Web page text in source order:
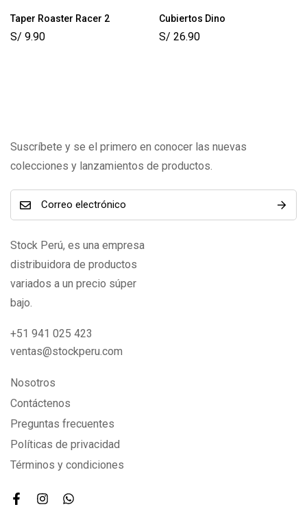
Taper Roaster Racer 2
S/ 9.90
Cubiertos Dino
S/ 26.90
Suscríbete y se el primero en conocer las nuevas
colecciones y lanzamientos de productos.
Stock Perú, es una empresa
distribuidora de productos
variados a un precio súper
bajo.
+51 941 025 423
ventas@stockperu.com
Nosotros
Contáctenos
Preguntas frecuentes
Políticas de privacidad
Términos y condiciones